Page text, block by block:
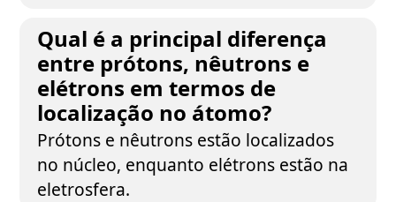
Qual é a principal diferença
entre prótons, nêutrons e
elétrons em termos de
localização no átomo?
Prótons e nêutrons estão localizados
no núcleo, enquanto elétrons estão na
eletrosfera.